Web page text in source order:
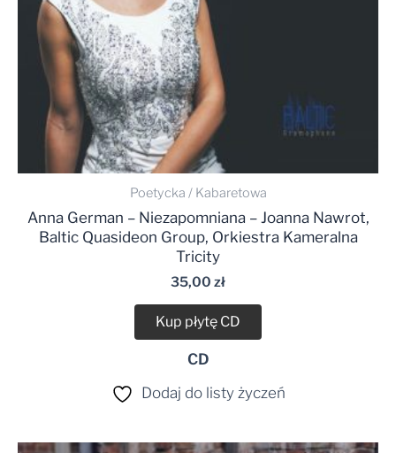
Poetycka / Kabaretowa
Anna German – Niezapomniana – Joanna Nawrot,
Baltic Quasideon Group, Orkiestra Kameralna
Tricity
35,00 zł
Kup płytę CD
CD
Dodaj do listy życzeń